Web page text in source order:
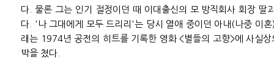
다. 물론 그는 인기 절정이던 때 이대출신의 모 방직회사 회장 딸
다. '나 그대에게 모두 드리리'는 당시 열애 중이던 아내(나중 이
래는 1974년 공전의 히트를 기록한 영화 <별들의 고향>에 사실
박을 쳤다.